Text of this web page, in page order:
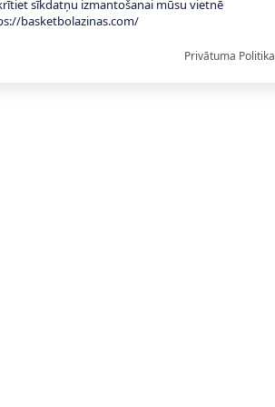
sīkdatņu izmantošanai mūsu vietnē
basketbolazinas.com/
Privātuma Politika